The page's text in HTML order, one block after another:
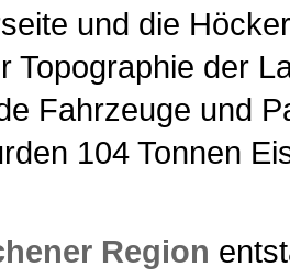
und die
Topographie der
Fahrzeuge und
104 Tonnen
Region